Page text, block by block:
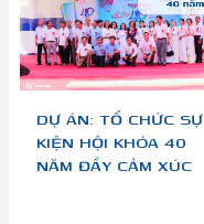
DỰ ÁN: TỔ CHỨC SỰ
KIỆN HỘI KHÓA 40
NĂM ĐẦY CẢM XÚC